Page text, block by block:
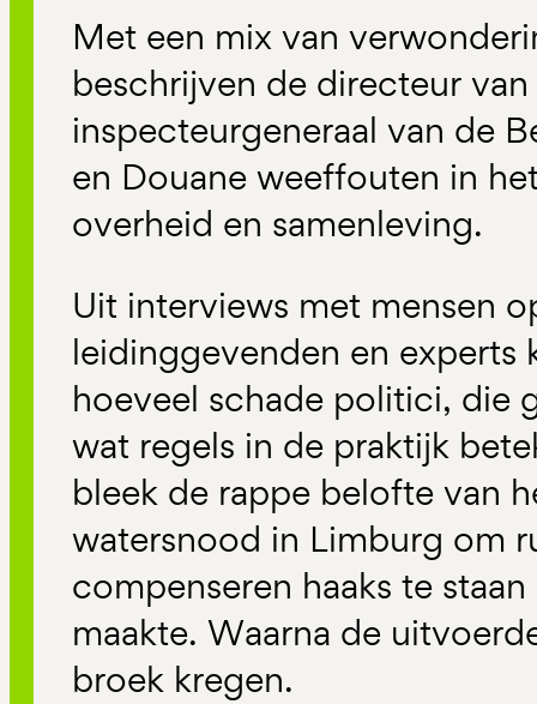
Met een mix van
beschrijven de directeur
inspecteurgeneraal van de
en Douane weeffouten in
overheid en samenleving.
Uit interviews met mensen
leidinggevenden en experts
hoeveel schade politici, die
wat regels in de praktijk
bleek de rappe belofte van
watersnood in Limburg om
compenseren haaks te
maakte. Waarna de
broek kregen.